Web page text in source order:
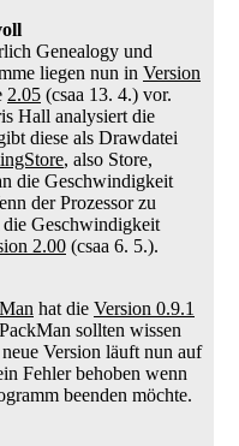
Genealogy und
liegen nun in Version
2.05 (csaa 13. 4.) vor.
Hall analysiert die
diese als Drawdatei
, also Store,
die Geschwindigkeit
der Prozessor zu
Geschwindigkeit
2.00 (csaa 6. 5.).
hat die Version 0.9.1
sollten wissen
Version läuft nun auf
Fehler behoben wenn
beenden möchte.